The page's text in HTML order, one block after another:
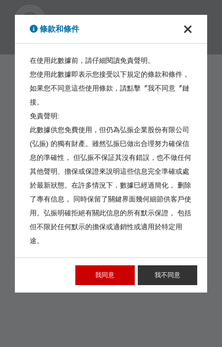
條款和條件
在使用此數據前，請仔細閱讀免責聲明。
您使用此數據即表示您接受以下規定的條款和條件，
如果您不同意這些使用條款，請點擊〞我不同意〞鏈
接。
免責聲明:
此數據供您免費使用，但仍為弘振企業股份有限公司
(弘振) 的獨有財產。雖然弘振巳做出合理努力確保信
息的準確性， 但弘振不保証其沒有錯誤，也不做任何
其他聲明、擔保或保證來說明這些信息完全準確或處
於最新狀態。在許多情況下，數據巳經過簡化， 删除
了專有信息， 同時保留了關鍵界面幾何細節供客戶使
用。弘振明確拒絕有關此信息的所有默示保證， 包括
但不限於任何默示的擔保或適銷性或適用於特定用
途。
我同意 我不同意